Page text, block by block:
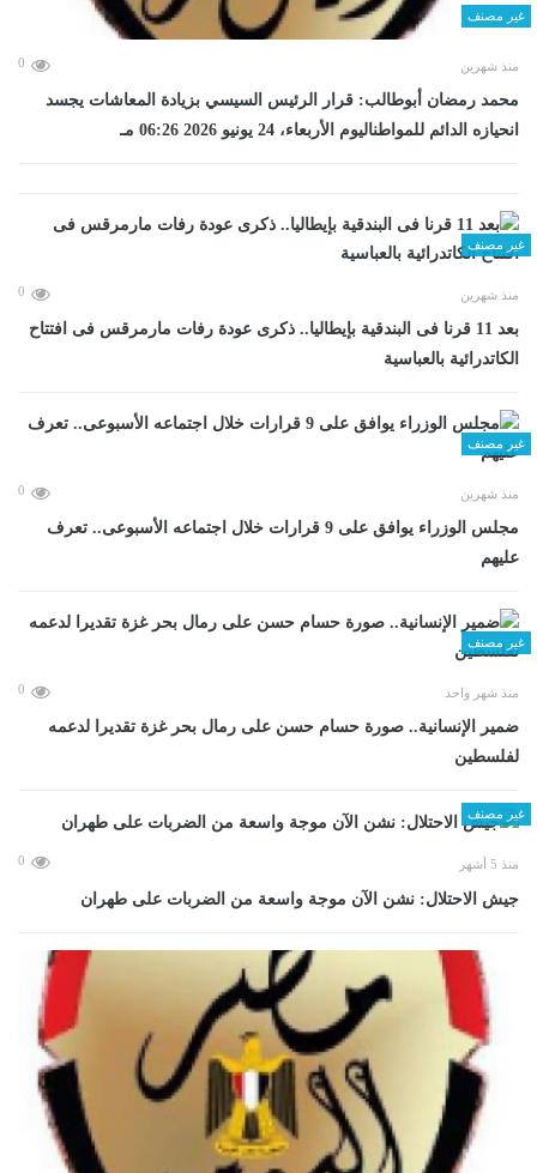
غير مصنف
منذ شهرين 0
محمد رمضان أبوطالب: قرار الرئيس السيسي بزيادة المعاشات يجسد
انحيازه الدائم للمواطناليوم الأربعاء، 24 يونيو 2026 06:26 مـ
غير مصنف
منذ شهرين 0
بعد 11 قرنا فى البندقية بإيطاليا.. ذكرى عودة رفات مارمرقس فى افتتاح
الكاتدرائية بالعباسية
غير مصنف
منذ شهرين 0
مجلس الوزراء يوافق على 9 قرارات خلال اجتماعه الأسبوعى.. تعرف
عليهم
غير مصنف
منذ شهر واحد 0
ضمير الإنسانية.. صورة حسام حسن على رمال بحر غزة تقديرا لدعمه
لفلسطين
غير مصنف
منذ 5 أشهر 0
جيش الاحتلال: نشن الآن موجة واسعة من الضربات على طهران